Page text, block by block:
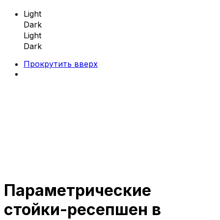
Light
Dark
Light
Dark
Прокрутить вверх
Параметрическая мебель
Параметрические скамейки
Параметрические кресла
Параметрические
стойки-ресепшен в